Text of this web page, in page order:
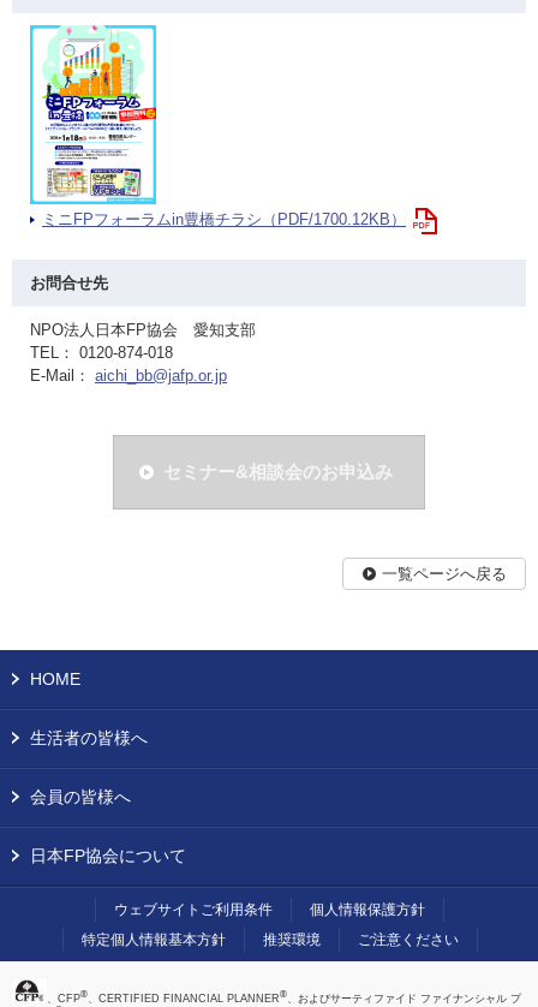
ミニFPフォーラムin豊橋チラシ（PDF/1700.12KB）
お問合せ先
NPO法人日本FP協会 愛知支部
TEL： 0120-874-018
E-Mail： aichi_bb@jafp.or.jp
セミナー&相談会のお申込み
一覧ページへ戻る
HOME
生活者の皆様へ
会員の皆様へ
日本FP協会について
ウェブサイトご利用条件
個人情報保護方針
特定個人情報基本方針
推奨環境 ご注意ください
、CFP® 、CERTIFIED FINANCIAL PLANNER® 、およびサーティファイド ファイナンシャル プ